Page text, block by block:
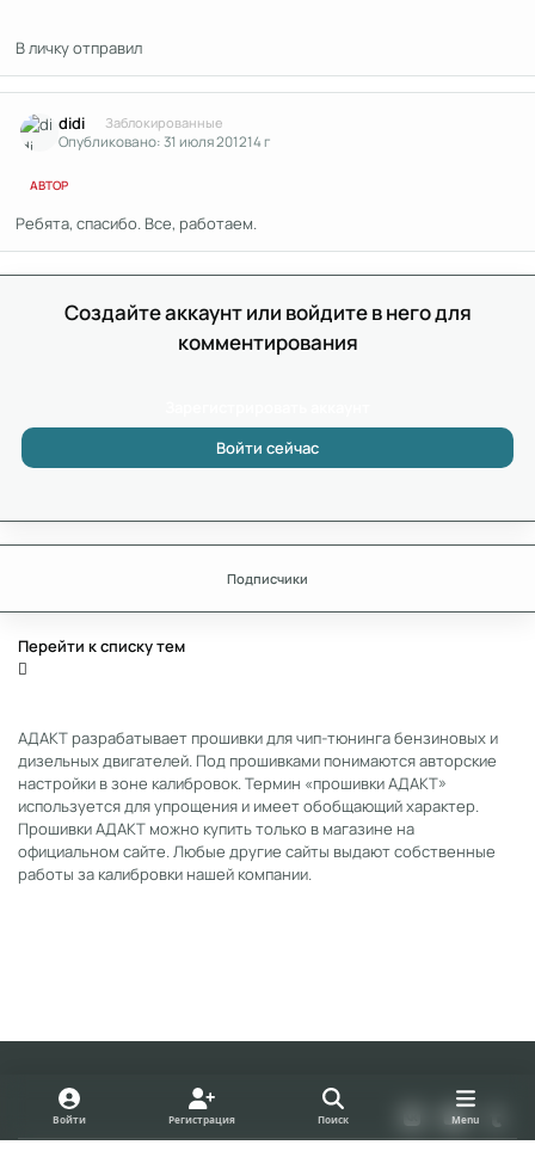
В личку отправил
didi Заблокированные
Опубликовано:31 июля 201214 г
АВТОР
Ребята, спасибо. Все, работаем.
Создайте аккаунт или войдите в него для
комментирования
Войти сейчас
Подписчики
Перейти к списку тем
АДАКТ разрабатывает прошивки для чип-тюнинга бензиновых и
дизельных двигателей. Под прошивками понимаются авторские
настройки в зоне калибровок. Термин «прошивки АДАКТ»
используется для упрощения и имеет обобщающий характер.
Прошивки АДАКТ можно купить только в магазине на
официальном сайте. Любые другие сайты выдают собственные
работы за калибровки нашей компании.
Light ModeDark ModeSystem Preference
k
o
t
u
Войти Регистрация Поиск Menu